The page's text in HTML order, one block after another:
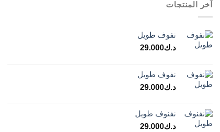
آخر المنتجات
نفوف طويل
د.ك29.000
نفوف طويل
د.ك29.000
نفنوف طويل
د.ك29.000